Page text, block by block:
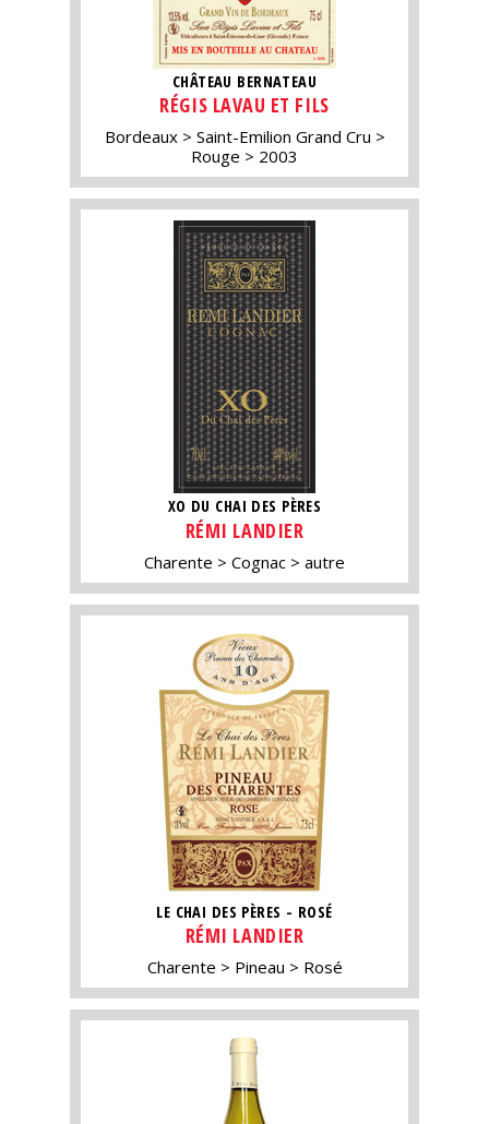
CHÂTEAU BERNATEAU
RÉGIS LAVAU ET FILS
Bordeaux
Saint-Emilion Grand Cru
Rouge
2003
XO DU CHAI DES PÈRES
RÉMI LANDIER
Charente Cognac autre
LE CHAI DES PÈRES - ROSÉ
RÉMI LANDIER
Charente Pineau Rosé